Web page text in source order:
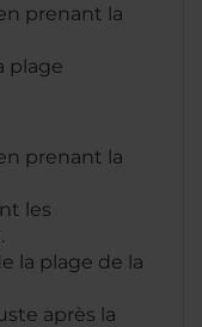
prenant la
plage
prenant la
les
la plage de la
après la